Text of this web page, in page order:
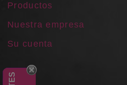
Productos
Nuestra empresa
Su cuenta